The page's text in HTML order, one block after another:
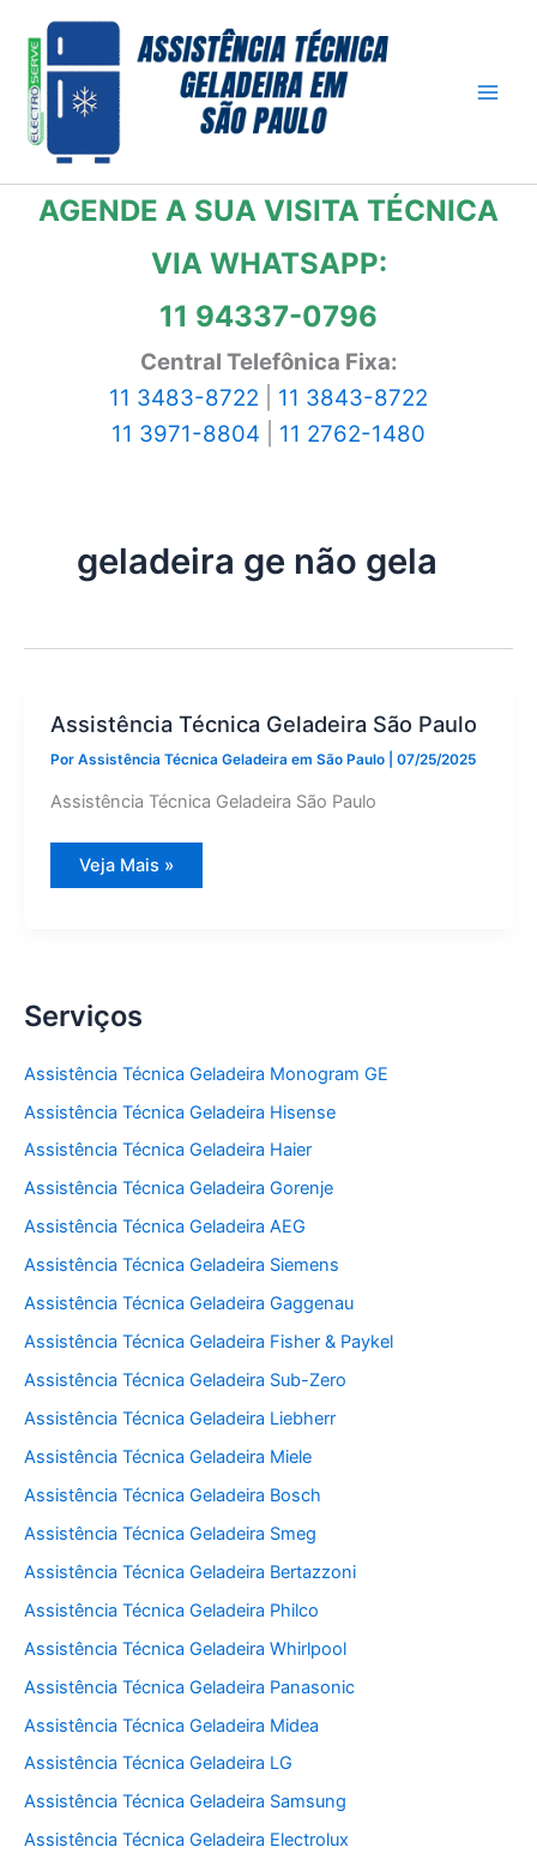
para
conteúdo
AGENDE A SUA VISITA TÉCNICA
VIA WHATSAPP:
11 94337-0796
Central Telefônica Fixa:
11 3483-8722
11 3843-8722
11 3971-8804
11 2762-1480
geladeira ge não gela
Assistência Técnica Geladeira São Paulo
Por Assistência Técnica Geladeira em São Paulo 07/25/2025
Assistência Técnica Geladeira São Paulo
Assistência
Técnica
Veja Mais »
Serviços
Assistência Técnica Geladeira Monogram GE
Assistência Técnica Geladeira Hisense
Assistência Técnica Geladeira Haier
Assistência Técnica Geladeira Gorenje
Assistência Técnica Geladeira AEG
Assistência Técnica Geladeira Siemens
Assistência Técnica Geladeira Gaggenau
Assistência Técnica Geladeira Fisher & Paykel
Assistência Técnica Geladeira Sub-Zero
Assistência Técnica Geladeira Liebherr
Assistência Técnica Geladeira Miele
Assistência Técnica Geladeira Bosch
Assistência Técnica Geladeira Smeg
Assistência Técnica Geladeira Bertazzoni
Assistência Técnica Geladeira Philco
Assistência Técnica Geladeira Whirlpool
Assistência Técnica Geladeira Panasonic
Assistência Técnica Geladeira Midea
Assistência Técnica Geladeira LG
Assistência Técnica Geladeira Samsung
Assistência Técnica Geladeira Electrolux